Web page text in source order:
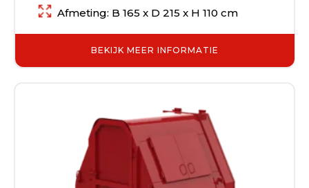
Afmeting: B 165 x D 215 x H 110 cm
BEKIJK MEER INFORMATIE